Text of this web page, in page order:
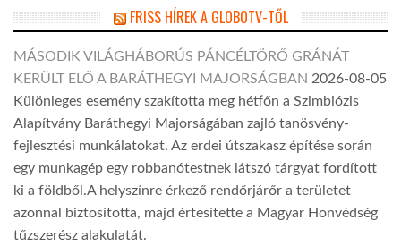
FRISS HÍREK A GLOBOTV-TŐL
MÁSODIK VILÁGHÁBORÚS PÁNCÉLTÖRŐ GRÁNÁT
KERÜLT ELŐ A BARÁTHEGYI MAJORSÁGBAN 2026-08-05
Különleges esemény szakította meg hétfőn a Szimbiózis
Alapítvány Baráthegyi Majorságában zajló tanösvény-
fejlesztési munkálatokat. Az erdei útszakasz építése során
egy munkagép egy robbanótestnek látszó tárgyat fordított
ki a földből.A helyszínre érkező rendőrjárőr a területet
azonnal biztosította, majd értesítette a Magyar Honvédség
tűzszerész alakulatát.